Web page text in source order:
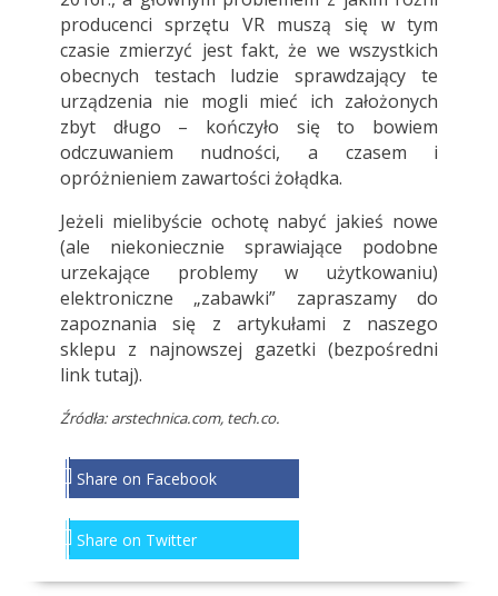
producenci sprzętu VR muszą się w tym
czasie zmierzyć jest fakt, że we wszystkich
obecnych testach ludzie sprawdzający te
urządzenia nie mogli mieć ich założonych
zbyt długo – kończyło się to bowiem
odczuwaniem nudności, a czasem i
opróżnieniem zawartości żołądka.
Jeżeli mielibyście ochotę nabyć jakieś nowe
(ale niekoniecznie sprawiające podobne
urzekające problemy w użytkowaniu)
elektroniczne „zabawki” zapraszamy do
zapoznania się z artykułami z naszego
sklepu z najnowszej gazetki (bezpośredni
linktutaj).
Źródła: arstechnica.com, tech.co.
Share on Facebook
Share on Twitter